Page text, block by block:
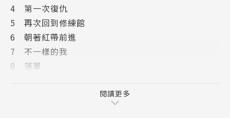
舌 戰 道 修 練 館
在這裡，你能修練強大的說話戰術。
但修練的代價是，
交出你的聲音。
4 第一次復仇
5 再次回到修練館
6 朝著紅帶前進
7 不一樣的我
8 落單
閱讀更多